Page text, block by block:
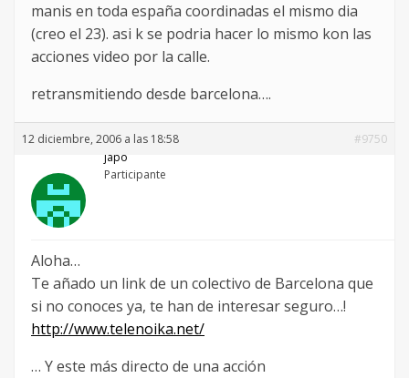
manis en toda españa coordinadas el mismo dia
(creo el 23). asi k se podria hacer lo mismo kon las
acciones video por la calle.
retransmitiendo desde barcelona….
12 diciembre, 2006 a las 18:58
#9750
japo
Participante
Aloha…
Te añado un link de un colectivo de Barcelona que
si no conoces ya, te han de interesar seguro…!
http://www.telenoika.net/
… Y este más directo de una acción